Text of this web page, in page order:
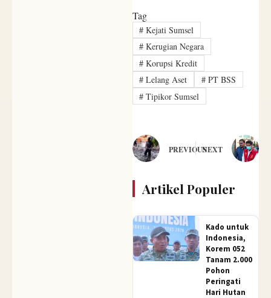
Tag
# Kejati Sumsel
# Kerugian Negara
# Korupsi Kredit
# Lelang Aset # PT BSS
# Tipikor Sumsel
PREVIOUSNEXT
Artikel Populer
Kado untuk
Indonesia,
Korem 052
Tanam 2.000
Pohon
Peringati
Hari Hutan